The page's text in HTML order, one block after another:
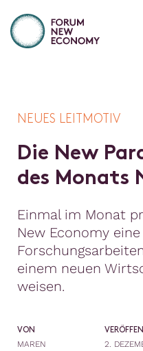
NEUES LEITMOTIV
Die New Par
des Monats
Einmal im Monat
New Economy
einem neuen
weisen.
VON
MAREN
2.